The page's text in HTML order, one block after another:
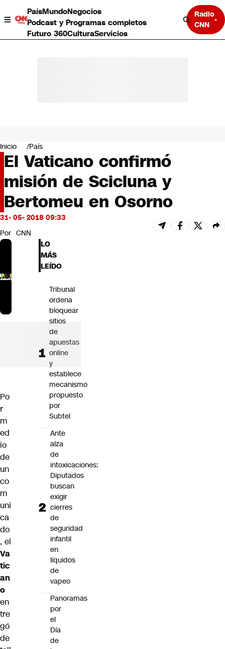
PaísMundoNegocios
Podcast y Programas completos
Futuro 360CulturaServicios
Radio
CNN
Negocios
Deportes
Programas completos
Cultura
Servicios
Bits
CNN tiempo
Futuro 360
Opinión
Inicio País
El Vaticano confirmó
misión de Scicluna y
Bertomeu en Osorno
31- 05- 2018 09:33
Por CNN
Po
r
m
ed
io
de
un
co
m
uni
ca
do
, el
Va
tic
an
o
en
tre
gó
de
LO
MÁS
LEÍDO
Tribunal
ordena
bloquear
sitios
de
apuestas
online
y
establece
mecanismo
propuesto
por
Subtel
Ante
alza
de
intoxicaciones:
Diputados
buscan
exigir
cierres
de
seguridad
infantil
en
líquidos
de
vapeo
Panoramas
por
el
Día
de